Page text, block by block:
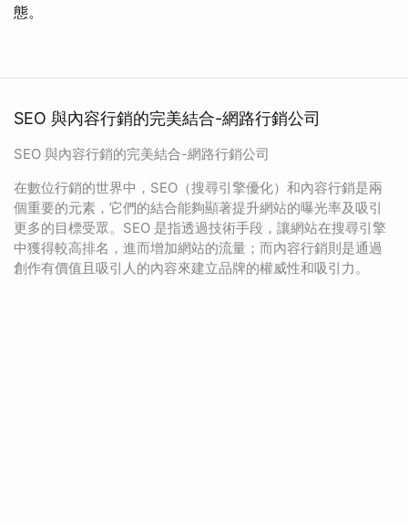
態。
SEO 與內容行銷的完美結合-網路行銷公司
SEO 與內容行銷的完美結合-網路行銷公司
在數位行銷的世界中，SEO（搜尋引擎優化）和內容行銷是兩
個重要的元素，它們的結合能夠顯著提升網站的曝光率及吸引
更多的目標受眾。SEO 是指透過技術手段，讓網站在搜尋引擎
中獲得較高排名，進而增加網站的流量；而內容行銷則是通過
創作有價值且吸引人的內容來建立品牌的權威性和吸引力。